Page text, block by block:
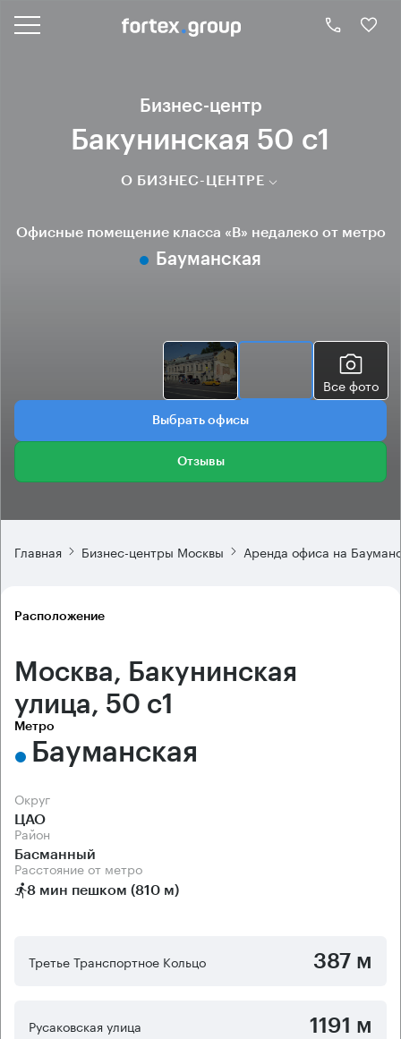
Бизнес-центр
Бакунинская 50 с1
О БИЗНЕС-ЦЕНТРЕ
Офисные помещение класса «B» недалеко от метро
Бауманская
Все фото
Выбрать офисы
Отзывы
Главная Бизнес-центры Москвы Аренда офиса на
Расположение
Москва, Бакунинская
улица, 50 с1
Метро
Бауманская
Округ
ЦАО
Район
Басманный
Расстояние от метро
8 мин пешком (810 м)
Третье Транспортное Кольцо 387 м
Русаковская улица 1191 м